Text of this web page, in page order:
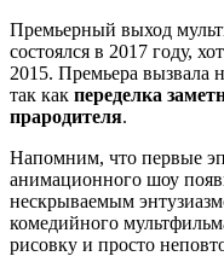
Премьерный выход
состоялся в 2017 году,
2015. Премьера вызвала
так как переделка
прародителя.
Напомним, что первые
анимационного шоу
нескрываемым
комедийного
рисовку и просто